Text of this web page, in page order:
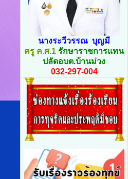
นางระวีวรรณ บุญมี
ครู ค.ศ.1 รักษาราชการแทน
ปลัดอบต.บ้านม่วง
032-297-004